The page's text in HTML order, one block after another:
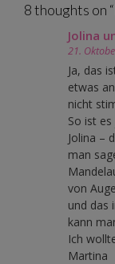
8 thoughts on “
Jolina
21.
Ja, das
etwas
nicht
So ist
Jolina –
man
von
und das
kann
Ich
Martina